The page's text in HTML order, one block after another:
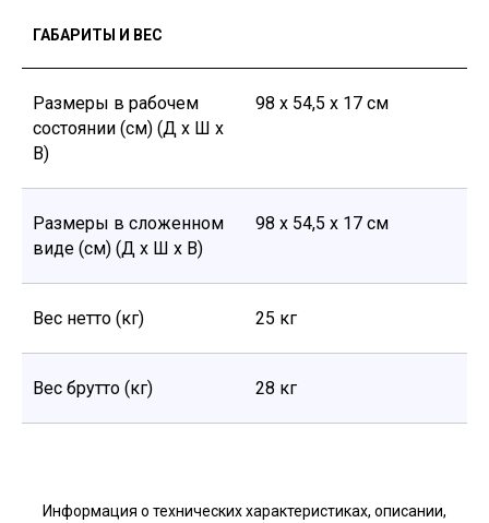
ГАБАРИТЫ И ВЕС
Размеры в рабочем
состоянии (см) (Д х Ш х
В)
98 х 54,5 х 17 см
Размеры в сложенном
виде (см) (Д х Ш х В)
98 х 54,5 х 17 см
Вес нетто (кг) 25 кг
Вес брутто (кг) 28 кг
Информация о технических характеристиках, описании,
Способы получения